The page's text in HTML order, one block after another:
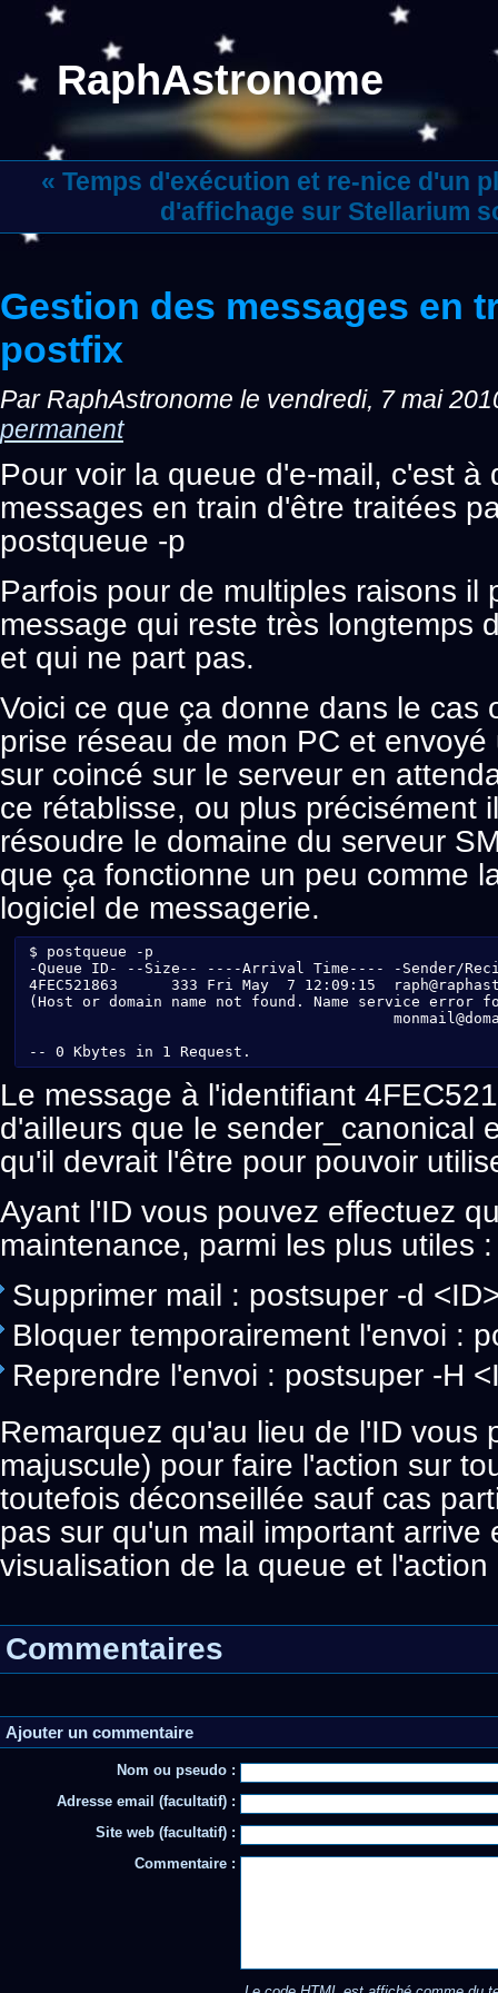
RaphAstronome
« Temps d'exécution et re-nice d'un
d'affichage sur Stellarium
Gestion des messages en
postfix
Par RaphAstronome le vendredi, 7 mai
permanent
Pour voir la queue d'e-mail, c'est à
messages en train d'être traitées
postqueue -p
Parfois pour de multiples raisons il
message qui reste très longtemps
et qui ne part pas.
Voici ce que ça donne dans le cas
prise réseau de mon PC et
sur coincé sur le serveur en
ce rétablisse, ou plus précisément
résoudre le domaine du serveur
que ça fonctionne un peu comme
logiciel de messagerie.
$ postqueue -p
-Queue ID- --Size-- ----Arrival Time---- -Sender/
4FEC521863      333 Fri May  7 12:09:15
(Host or domain name not found. Name service error
Le message à l'identifiant
d'ailleurs que le sender_canonical
qu'il devrait l'être pour pouvoir
Ayant l'ID vous pouvez effectuez
maintenance, parmi les plus utiles :
Supprimer mail : postsuper -d
Bloquer temporairement l'envoi :
Reprendre l'envoi : postsuper -H
Remarquez qu'au lieu de l'ID vous
majuscule) pour faire l'action sur
toutefois déconseillée sauf cas
pas sur qu'un mail important arrive
visualisation de la queue et l'action
Commentaires
Ajouter un commentaire
Nom ou pseudo :
Adresse email (facultatif) :
Site web (facultatif) :
Commentaire :